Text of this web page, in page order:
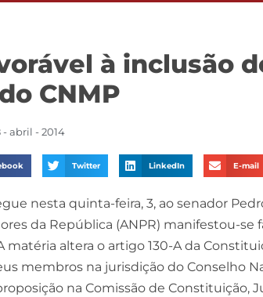
à inclusão
CNMP
- abril - 2014
Twitter LinkedIn E-mail
nesta quinta-feira, 3, ao senador
da República (ANPR) manifestou-
matéria altera o artigo 130-A da
membros na jurisdição do Conselho
na Comissão de Constituição,